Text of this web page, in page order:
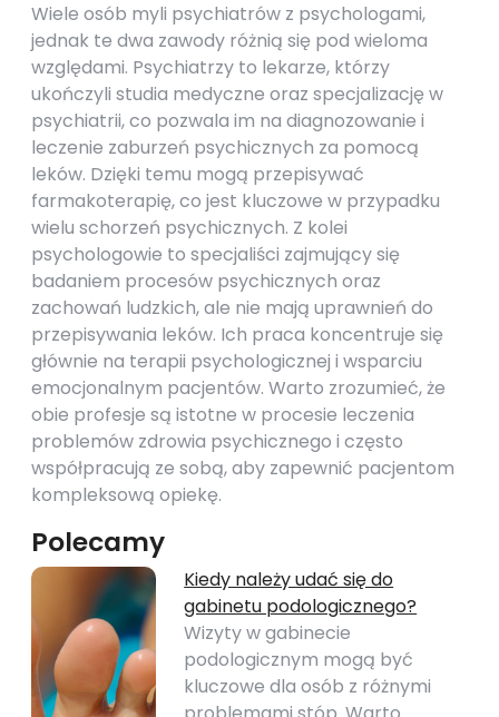
Wiele osób myli psychiatrów z psychologami,
jednak te dwa zawody różnią się pod wieloma
względami. Psychiatrzy to lekarze, którzy
ukończyli studia medyczne oraz specjalizację w
psychiatrii, co pozwala im na diagnozowanie i
leczenie zaburzeń psychicznych za pomocą
leków. Dzięki temu mogą przepisywać
farmakoterapię, co jest kluczowe w przypadku
wielu schorzeń psychicznych. Z kolei
psychologowie to specjaliści zajmujący się
badaniem procesów psychicznych oraz
zachowań ludzkich, ale nie mają uprawnień do
przepisywania leków. Ich praca koncentruje się
głównie na terapii psychologicznej i wsparciu
emocjonalnym pacjentów. Warto zrozumieć, że
obie profesje są istotne w procesie leczenia
problemów zdrowia psychicznego i często
współpracują ze sobą, aby zapewnić pacjentom
kompleksową opiekę.
Polecamy
Kiedy należy udać się do
gabinetu podologicznego?
Wizyty w gabinecie
podologicznym mogą być
kluczowe dla osób z różnymi